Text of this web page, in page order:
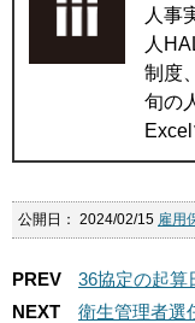
人事
人
制度
旬の
公開日： 2024/02/15 雇用
PREV
36協定の起算
NEXT
衛生管理者選